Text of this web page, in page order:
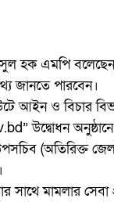
হক এমপি বলেছেন,
জানতে পারবেন।
আইন ও বিচার
উদ্বোধন
(অতিরিক্ত
সাথে মামলার